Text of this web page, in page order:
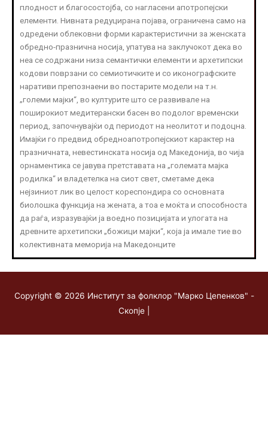
плодност и благосостојба, со нагласени апотропејски
елементи. Нивната редуцирана појава, ограничена само на
одредени облековни форми карактеристични за женската
обредно-празнична носија, упатува на заклучокот дека во
неа се содржани низа семантички елементи и архетипски
кодови поврзани со семиотичките и со иконографските
наративи препознаени во постарите модели на т.н.
„големи мајки“, во културите што се развивале на
поширокиот медитерански басен во подолог временски
период, започнувајќи од периодот на неолитот и подоцна.
Имајќи го предвид обредноапотропејскиот карактер на
празничната, невестинската носија од Македонија, во чија
орнаментика се јавува претставата на „големата мајка
родилка“ и владетелка на сиот свет, сметаме дека
нејзиниот лик во целост кореспондира со основната
биолошка функција на жената, а тоа е моќта и способноста
да раѓа, изразувајќи ја воедно позицијата и улогата на
древните архетипски „божици мајки“, која ја имале тие во
колективната меморија на Македонците
Copyright © 2026 Институт за фолклор "Марко Цепенков" -
Скопје